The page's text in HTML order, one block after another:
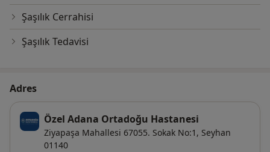
Şaşılık Cerrahisi
Şaşılık Tedavisi
Adres
Özel Adana Ortadoğu Hastanesi
Ziyapaşa Mahallesi 67055. Sokak No:1, Seyhan
01140